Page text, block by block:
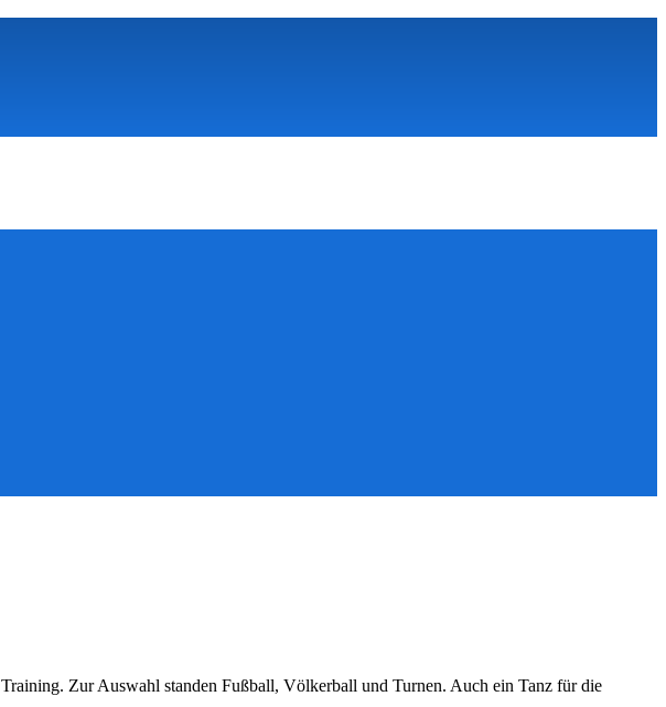
Zur Auswahl standen Fußball, Völkerball und Turnen. Auch ein Tanz für die